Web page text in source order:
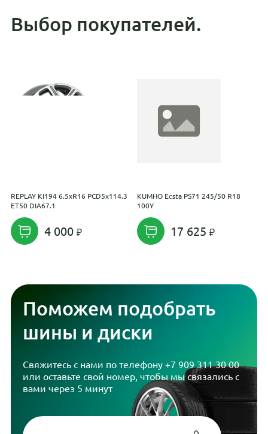
Выбор покупателей.
REPLAY KI194 6.5xR16 PCD5x114.3
ET50 DIA67.1
4 000
KUMHO Ecsta PS71 245/50 R18
100Y
17 625
Поможем подобрать
шины и диски
Свяжитесь с нами по телефону +7 909 311 30 00
или оставьте свой номер, чтобы мы связались с
вами через 5 минут